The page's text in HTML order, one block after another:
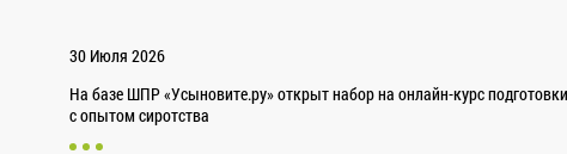
30 Июля 2026
На базе ШПР «Усыновите.ру» открыт набор на онлайн-курс
с опытом сиротства